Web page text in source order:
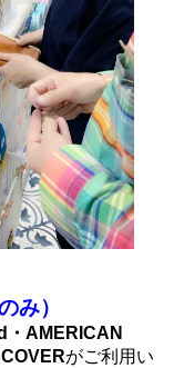
み）
AMERICAN
がご利用い